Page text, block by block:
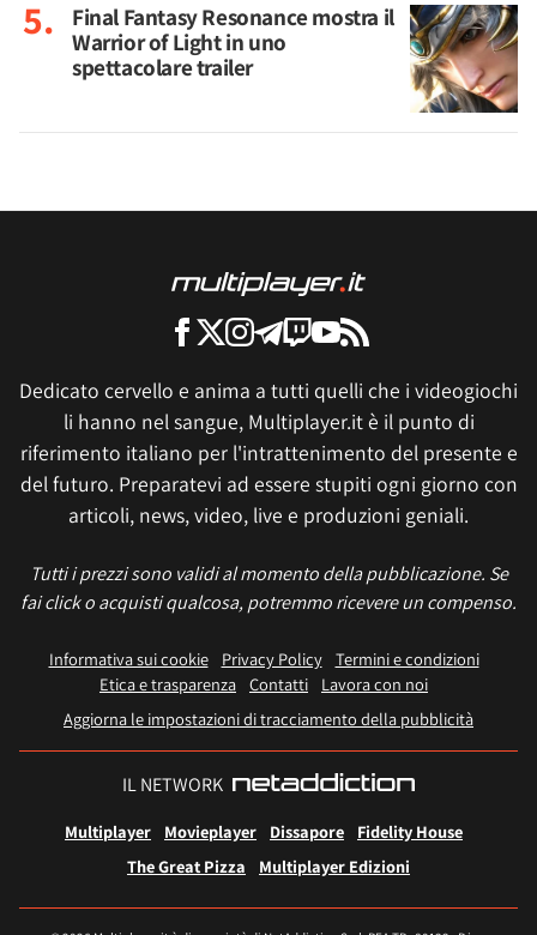
Final Fantasy Resonance mostra il
Warrior of Light in uno
spettacolare trailer
Dedicato cervello e anima a tutti quelli che i videogiochi
li hanno nel sangue, Multiplayer.it è il punto di
riferimento italiano per l'intrattenimento del presente e
del futuro. Preparatevi ad essere stupiti ogni giorno con
articoli, news, video, live e produzioni geniali.
Tutti i prezzi sono validi al momento della pubblicazione. Se
fai click o acquisti qualcosa, potremmo ricevere un compenso.
Informativa sui cookie Privacy Policy
Termini e condizioni
Etica e trasparenza Contatti
Lavora con noi
Aggiorna le impostazioni di tracciamento della pubblicità
IL NETWORK
Multiplayer Movieplayer Dissapore
Fidelity House
The Great Pizza
Multiplayer Edizioni